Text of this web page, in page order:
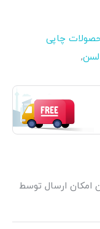
چاپی
,
امکان ارسال توسط